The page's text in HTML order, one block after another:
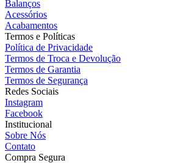
Balanços
Acessórios
Acabamentos
Termos e Políticas
Política de Privacidade
Termos de Troca e Devolução
Termos de Garantia
Termos de Segurança
Redes Sociais
Instagram
Facebook
Institucional
Sobre Nós
Contato
Compra Segura